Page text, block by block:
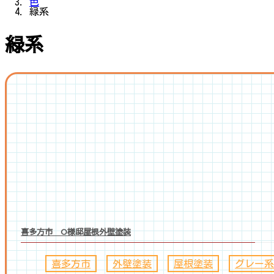
緑系
緑系
喜多方市 O様邸屋根外壁塗装
喜多方市 、 外壁塗装 、 屋根塗装 、 グレー系